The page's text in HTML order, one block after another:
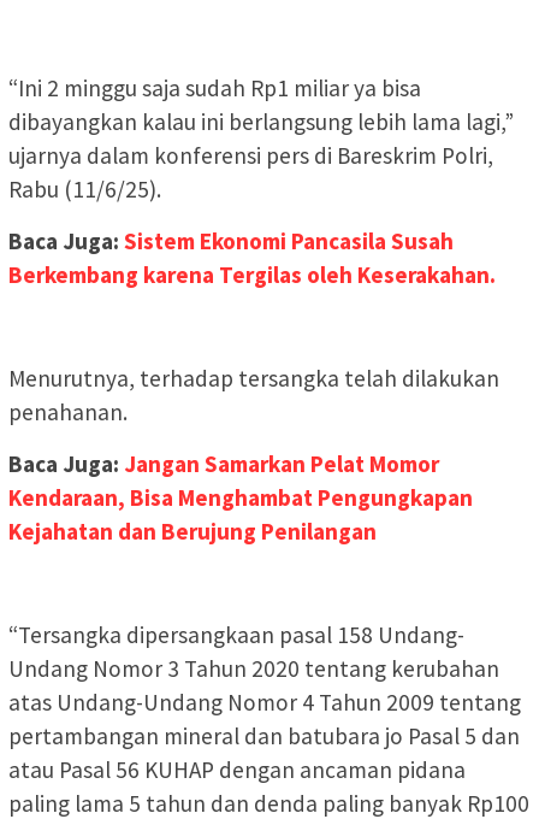
“Ini 2 minggu saja sudah Rp1 miliar ya bisa
dibayangkan kalau ini berlangsung lebih lama lagi,”
ujarnya dalam konferensi pers di Bareskrim Polri,
Rabu (11/6/25).
Baca Juga: Sistem Ekonomi Pancasila Susah
Berkembang karena Tergilas oleh Keserakahan.
Menurutnya, terhadap tersangka telah dilakukan
penahanan.
Baca Juga: Jangan Samarkan Pelat Momor
Kendaraan, Bisa Menghambat Pengungkapan
Kejahatan dan Berujung Penilangan
“Tersangka dipersangkaan pasal 158 Undang-
Undang Nomor 3 Tahun 2020 tentang kerubahan
atas Undang-Undang Nomor 4 Tahun 2009 tentang
pertambangan mineral dan batubara jo Pasal 5 dan
atau Pasal 56 KUHAP dengan ancaman pidana
paling lama 5 tahun dan denda paling banyak Rp100